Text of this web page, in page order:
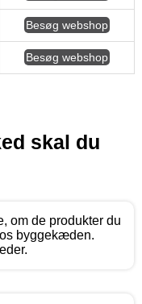
Besøg webshop
Besøg webshop
skal du
om de produkter du
byggekæden.